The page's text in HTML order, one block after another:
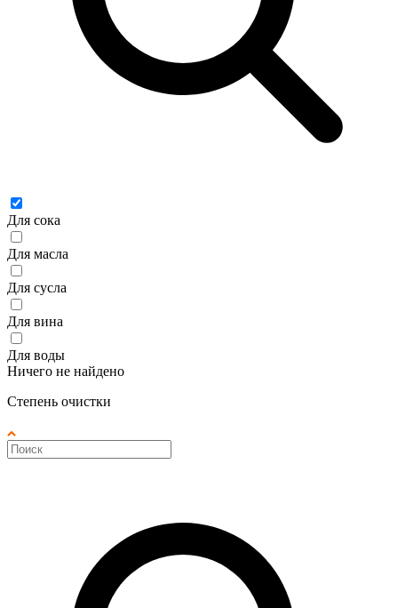
Для сока
Для масла
Для сусла
Для вина
Для воды
Ничего не найдено
Степень очистки